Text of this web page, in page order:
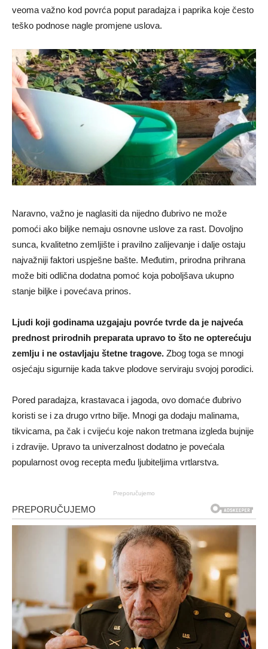
veoma važno kod povrća poput paradajza i paprika koje često
teško podnose nagle promjene uslova.
Naravno, važno je naglasiti da nijedno đubrivo ne može
pomoći ako biljke nemaju osnovne uslove za rast. Dovoljno
sunca, kvalitetno zemljište i pravilno zalijevanje i dalje ostaju
najvažniji faktori uspješne bašte. Međutim, prirodna prihrana
može biti odlična dodatna pomoć koja poboljšava ukupno
stanje biljke i povećava prinos.
Ljudi koji godinama uzgajaju povrće tvrde da je najveća
prednost prirodnih preparata upravo to što ne opterećuju
zemlju i ne ostavljaju štetne tragove. Zbog toga se mnogi
osjećaju sigurnije kada takve plodove serviraju svojoj porodici.
Pored paradajza, krastavaca i jagoda, ovo domaće đubrivo
koristi se i za drugo vrtno bilje. Mnogi ga dodaju malinama,
tikvicama, pa čak i cvijeću koje nakon tretmana izgleda bujnije
i zdravije. Upravo ta univerzalnost dodatno je povećala
popularnost ovog recepta među ljubiteljima vrtlarstva.
Preporučujemo